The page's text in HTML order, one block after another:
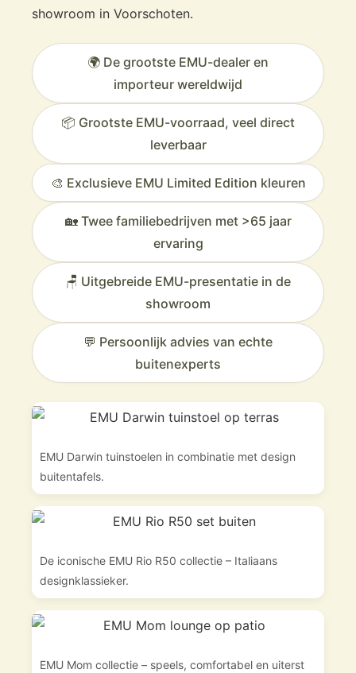
showroom in Voorschoten.
🌍 De grootste EMU-dealer en
importeur wereldwijd
📦 Grootste EMU-voorraad, veel direct
leverbaar
🎨 Exclusieve EMU Limited Edition kleuren
🏡 Twee familiebedrijven met >65 jaar
ervaring
🪑 Uitgebreide EMU-presentatie in de
showroom
💬 Persoonlijk advies van echte
buitenexperts
EMU Darwin tuinstoelen in combinatie met design
buitentafels.
De iconische EMU Rio R50 collectie – Italiaans
designklassieker.
EMU Mom collectie – speels, comfortabel en uiterst